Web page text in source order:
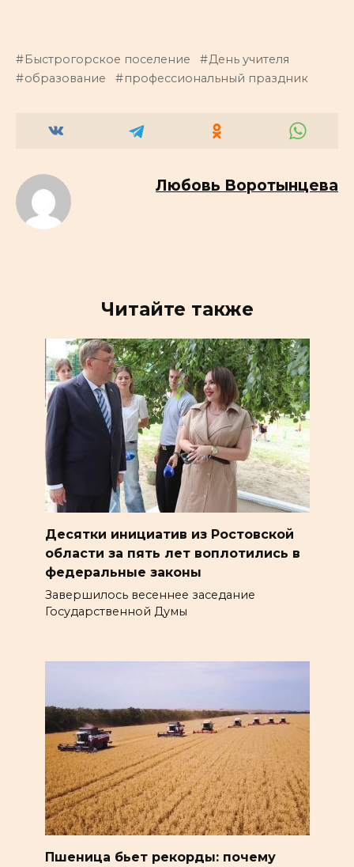
Быстрогорское поселение
День учителя
образование
профессиональный праздник
Любовь Воротынцева
Читайте также
Десятки инициатив из Ростовской
области за пять лет воплотились в
федеральные законы
Завершилось весеннее заседание
Государственной Думы
Пшеница бьет рекорды: почему